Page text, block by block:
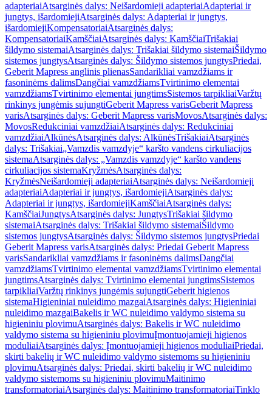
adapteriaiAtsarginės dalys: Neišardomieji adapteriaiAdapteriai ir
jungtys, išardomiejiAtsarginės dalys: Adapteriai ir jungtys,
išardomiejiKompensatoriaiAtsarginės dalys:
KompensatoriaiKamščiaiAtsarginės dalys: KamščiaiTrišakiai
šildymo sistemaiAtsarginės dalys: Trišakiai šildymo sistemaiŠildymo
sistemos jungtysAtsarginės dalys: Šildymo sistemos jungtysPriedai,
Geberit Mapress anglinis plienasSandarikliai vamzdžiams ir
fasoninėms dalimsDangčiai vamzdžiamsTvirtinimo elementai
vamzdžiamsTvirtinimo elementai jungtimsSistemos tarpikliaiVaržtų
rinkinys jungėmis sujungtiGeberit Mapress varisGeberit Mapress
varisAtsarginės dalys: Geberit Mapress varisMovosAtsarginės dalys:
MovosRedukciniai vamzdžiaiAtsarginės dalys: Redukciniai
vamzdžiaiAlkūnėsAtsarginės dalys: AlkūnėsTrišakiaiAtsarginės
dalys: Trišakiai„Vamzdis vamzdyje“ karšto vandens cirkuliacijos
sistemaAtsarginės dalys: „Vamzdis vamzdyje“ karšto vandens
cirkuliacijos sistemaKryžmėsAtsarginės dalys:
KryžmėsNeišardomieji adapteriaiAtsarginės dalys: Neišardomieji
adapteriaiAdapteriai ir jungtys, išardomiejiAtsarginės dalys:
Adapteriai ir jungtys, išardomiejiKamščiaiAtsarginės dalys:
KamščiaiJungtysAtsarginės dalys: JungtysTrišakiai šildymo
sistemaiAtsarginės dalys: Trišakiai šildymo sistemaiŠildymo
sistemos jungtysAtsarginės dalys: Šildymo sistemos jungtysPriedai
Geberit Mapress varisAtsarginės dalys: Priedai Geberit Mapress
varisSandarikliai vamzdžiams ir fasoninėms dalimsDangčiai
vamzdžiamsTvirtinimo elementai vamzdžiamsTvirtinimo elementai
jungtimsAtsarginės dalys: Tvirtinimo elementai jungtimsSistemos
tarpikliaiVaržtų rinkinys jungėmis sujungtiGeberit higienos
sistemaHigieniniai nuleidimo mazgaiAtsarginės dalys: Higieniniai
nuleidimo mazgaiBakelis ir WC nuleidimo valdymo sistema su
higieniniu plovimuAtsarginės dalys: Bakelis ir WC nuleidimo
valdymo sistema su higieniniu plovimuĮmontuojamieji higienos
moduliaiAtsarginės dalys: Įmontuojamieji higienos moduliaiPriedai,
skirti bakelių ir WC nuleidimo valdymo sistemoms su higieniniu
plovimuAtsarginės dalys: Priedai, skirti bakelių ir WC nuleidimo
valdymo sistemoms su higieniniu plovimuMaitinimo
transformatoriaiAtsarginės dalys: Maitinimo transformatoriaiTinklo